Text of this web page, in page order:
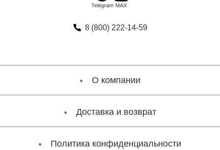
8 (800) 222-14-59
О компании
Доставка и возврат
Политика конфиденциальности